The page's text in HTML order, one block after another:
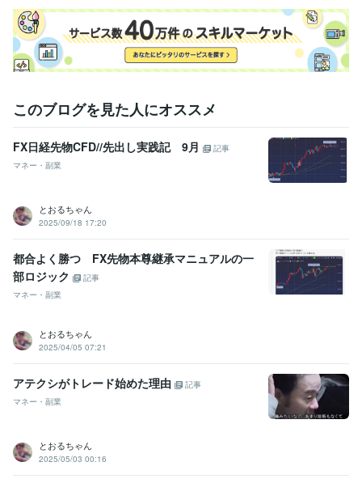
このブログを見た人にオススメ
FX日経先物CFD//先出し実践記 9月
記事
マネー・副業
とおるちゃん
2025/09/18 17:20
都合よく勝つ FX先物本尊継承マニュアルの一
部ロジック
記事
マネー・副業
とおるちゃん
2025/04/05 07:21
アテクシがトレード始めた理由
記事
マネー・副業
とおるちゃん
2025/05/03 00:16